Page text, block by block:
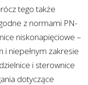
tego także
z normami PN-
niskonapięciowe –
i niepełnym zakresie
i sterownice
dotyczące